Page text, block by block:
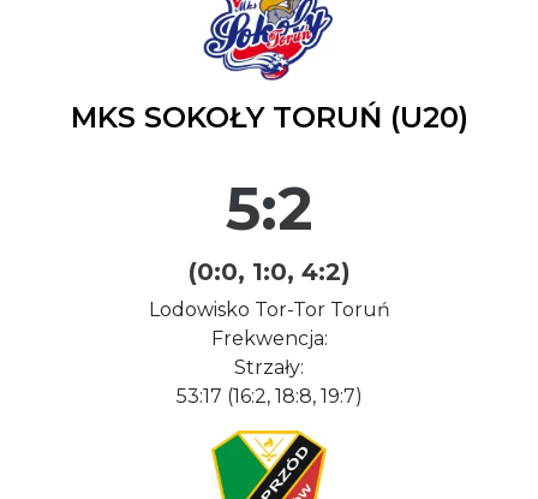
MKS SOKOŁY TORUŃ (U20)
5:2
(0:0, 1:0, 4:2)
Lodowisko Tor-Tor Toruń
Frekwencja:
Strzały:
53:17 (16:2, 18:8, 19:7)